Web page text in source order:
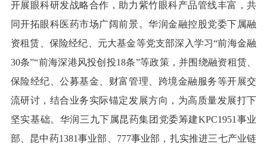
开展眼科研发战略合作，助力紫竹眼科产品管线丰富，共
同开拓眼科医药市场广阔前景。华润金融控股党委下属融
资租赁、保险经纪、元大基金等党支部深入学习“前海金融
30条”“前海深港风投创投18条”等政策，并围绕融资租赁、
保险经纪、公募基金、财富管理、跨境金融服务等开展交
流研讨，结合业务实际锚定发展方向，为高质量发展打下
坚实基础。华润三九下属昆药集团党委筹建KPC1951事业
部、昆中药1381事业部、777事业部，扎实推进三七产业链